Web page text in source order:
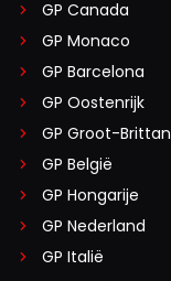
karts van Lego
suffe sport aan
dat Max
'Hello NLS' et
Uptodate
7 juli 17:53
Waarom
GP Canada
GP Monaco
GP Barcelona
GP Oostenrijk
GP Groot-
GP België
GP Hongarije
GP Nederland
GP Italië